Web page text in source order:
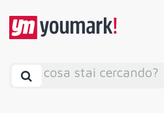
cosa stai cercando?